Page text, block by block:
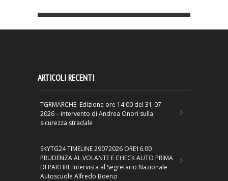
ARTICOLI RECENTI
TGRMARCHE–Edizione ore 14:00 del 31-07-
2026 – intervento di Andrea Onori sulla
sicurezza stradale
SKYTG24 TIMELINE 29072026 ORE16.00
PRUDENZA AL VOLANTE E CHECK AUTO PRIMA
DI PARTIRE Intervista al Segretario Nazionale
Autoscuole Alfredo Boenzi